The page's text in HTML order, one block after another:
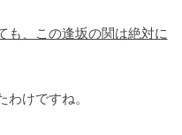
も、この逢坂の関は絶対に
けですね。